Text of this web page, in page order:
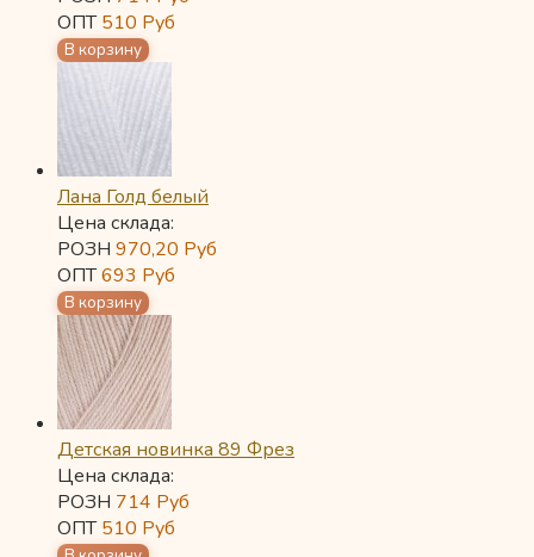
ОПТ510 Руб
Лана Голд белый
Цена склада:
РОЗН 970,20 Руб
ОПТ693 Руб
Детская новинка 89 Фрез
Цена склада:
РОЗН 714 Руб
ОПТ510 Руб